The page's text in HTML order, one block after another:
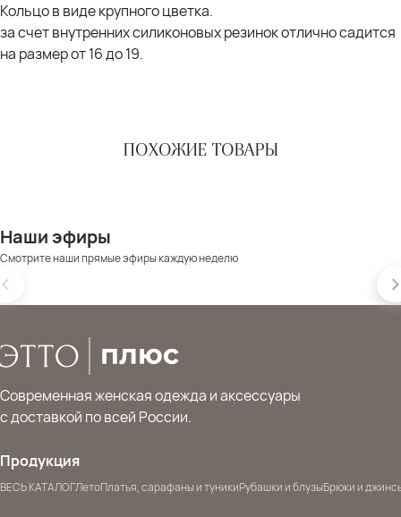
Кольцо в виде крупного цветка.
за счет внутренних силиконовых резинок отлично садится
на размер от 16 до 19.
ПОХОЖИЕ ТОВАРЫ
Наши эфиры
Смотрите наши прямые эфиры каждую неделю
Современная женская одежда и аксессуары
с доставкой по всей России.
Продукция
ВЕСЬ КАТАЛОГЛетоПлатья, сарафаны и туникиРубашки и блузыБрюки и